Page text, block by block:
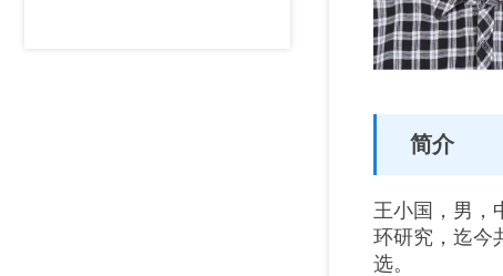
简介
王小国，男，
环研究，迄今
选。